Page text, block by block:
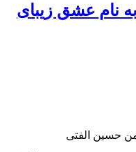
نام عشق زیبای
حسین الفتی